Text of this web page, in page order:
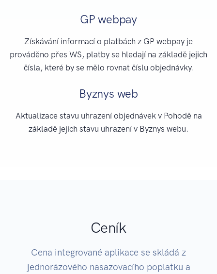
GP webpay
Získávání informací o platbách z GP webpay je
prováděno přes WS, platby se hledají na základě jejich
čísla, které by se mělo rovnat číslu objednávky.
Byznys web
Aktualizace stavu uhrazení objednávek v Pohodě na
základě jejich stavu uhrazení v Byznys webu.
Ceník
Cena integrované aplikace se skládá z
jednorázového nasazovacího poplatku a